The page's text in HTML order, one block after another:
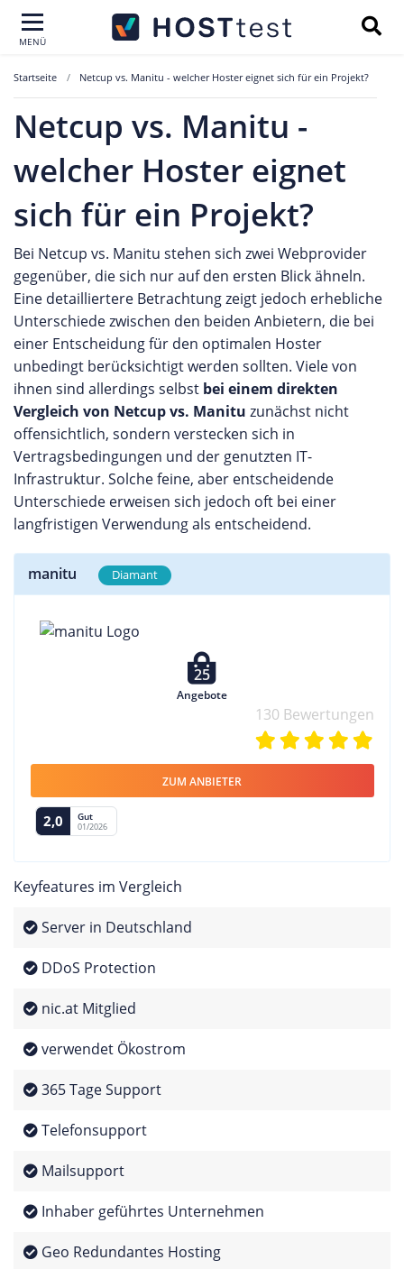
MENÜ
Startseite Netcup vs. Manitu - welcher Hoster eignet sich für ein Projekt?
Netcup vs. Manitu -
welcher Hoster eignet
sich für ein Projekt?
Bei Netcup vs. Manitu stehen sich zwei Webprovider
gegenüber, die sich nur auf den ersten Blick ähneln.
Eine detailliertere Betrachtung zeigt jedoch erhebliche
Unterschiede zwischen den beiden Anbietern, die bei
einer Entscheidung für den optimalen Hoster
unbedingt berücksichtigt werden sollten. Viele von
ihnen sind allerdings selbst bei einem direkten
Vergleich von Netcup vs. Manitu zunächst nicht
offensichtlich, sondern verstecken sich in
Vertragsbedingungen und der genutzten IT-
Infrastruktur. Solche feine, aber entscheidende
Unterschiede erweisen sich jedoch oft bei einer
langfristigen Verwendung als entscheidend.
manitu Diamant
25
Angebote
130 Bewertungen
ZUM ANBIETER
2,0 Gut
01/2026
Keyfeatures im Vergleich
Server in Deutschland
DDoS Protection
nic.at Mitglied
verwendet Ökostrom
365 Tage Support
Telefonsupport
Mailsupport
Inhaber geführtes Unternehmen
Geo Redundantes Hosting